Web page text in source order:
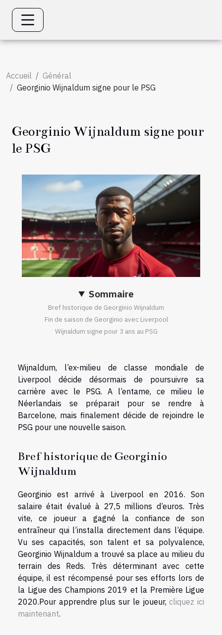
Accueil
Général
Georginio Wijnaldum signe pour le PSG
Georginio Wijnaldum signe pour
le PSG
Sommaire
Bref historique de Georginio Wijnaldum
Fin de saison de Georginio avec Liverpool
Wijnaldum signe pour 3 ans au PSG
Wijnaldum, l’ex-milieu de classe mondiale de
Liverpool décide désormais de poursuivre sa
carrière avec le PSG. A l’entame, ce milieu le
Néerlandais se préparait pour se rendre à
Barcelone, mais finalement décide de rejoindre le
PSG pour une nouvelle saison.
Bref historique de Georginio
Wijnaldum
Georginio est arrivé à Liverpool en 2016. Son
salaire était évalué à 27,5 millions d’euros. Très
vite, ce joueur a gagné la confiance de son
entraîneur qui l’installa directement dans l’équipe.
Vu ses capacités, son talent et sa polyvalence,
Georginio Wijnaldum a trouvé sa place au milieu du
terrain des Reds. Très déterminant avec cette
équipe, il est récompensé pour ses efforts lors de
la Ligue des Champions 2019 et la Première Ligue
2020.Pour apprendre plus sur le joueur,cliquez ici
maintenant.